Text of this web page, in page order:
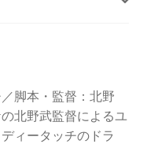
脚本・監督：北野
北野武監督によるユ
ィータッチのドラ